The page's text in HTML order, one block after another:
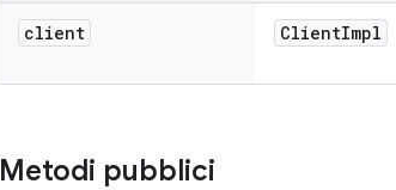
client ClientImpl
Metodi pubblici